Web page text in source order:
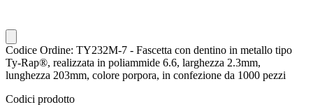
Codice Ordine: TY232M-7 - Fascetta con dentino in metallo tipo
Ty-Rap®, realizzata in poliammide 6.6, larghezza 2.3mm,
lunghezza 203mm, colore porpora, in confezione da 1000 pezzi
Codici prodotto